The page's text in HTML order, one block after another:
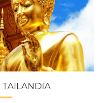
TAILANDIA